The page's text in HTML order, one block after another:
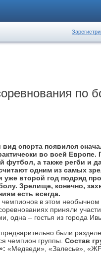
по
спорта появился
во всей
футбол, а также регби и
одним из самых
уже второй год подряд
Зрелище, конечно,
есть всегда.
в этом необычном
приняли
одна – гостья из города
были
чемпион группы. Состав
«Медведи», «Залесье»,